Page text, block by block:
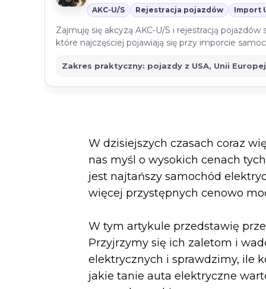
W dzisiejszych czasach coraz
nas myśl o wysokich cenach
jest najtańszy samochód
więcej przystępnych cenowo
W tym artykule przedstawię
Przyjrzymy się ich zaletom i
elektrycznych i sprawdzimy, ile
jakie tanie auta elektryczne
AKC-U/S Rejestracja pojazdów Import
Zajmuję się akcyzą AKC-U/S i rejestracją
które najczęściej pojawiają się przy imporcie
Zakres praktyczny: pojazdy z USA, Unii